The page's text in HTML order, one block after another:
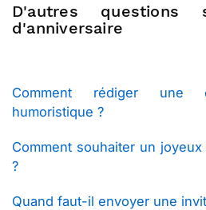
D'autres
d'anniversaire
Comment rédiger une
humoristique ?
Comment souhaiter un
?
Quand faut-il envoyer une